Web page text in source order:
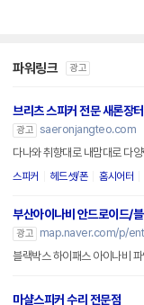
파워링크 광고
브리츠 스피커 전문 새론장터
광고 saeronjangteo.com
다나와 취향대로 내맘대로 다
스피커 헤드셋/폰 홈시어터
부산아이나비 안드로이드/
광고
map.naver.com/p/
블랙박스 하이패스 아이나비
마샬스피커 수리 전문점